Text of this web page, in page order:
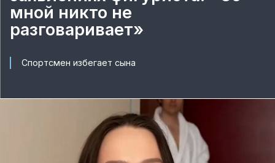
мной никто не
разговаривает»
Спортсмен избегает сына